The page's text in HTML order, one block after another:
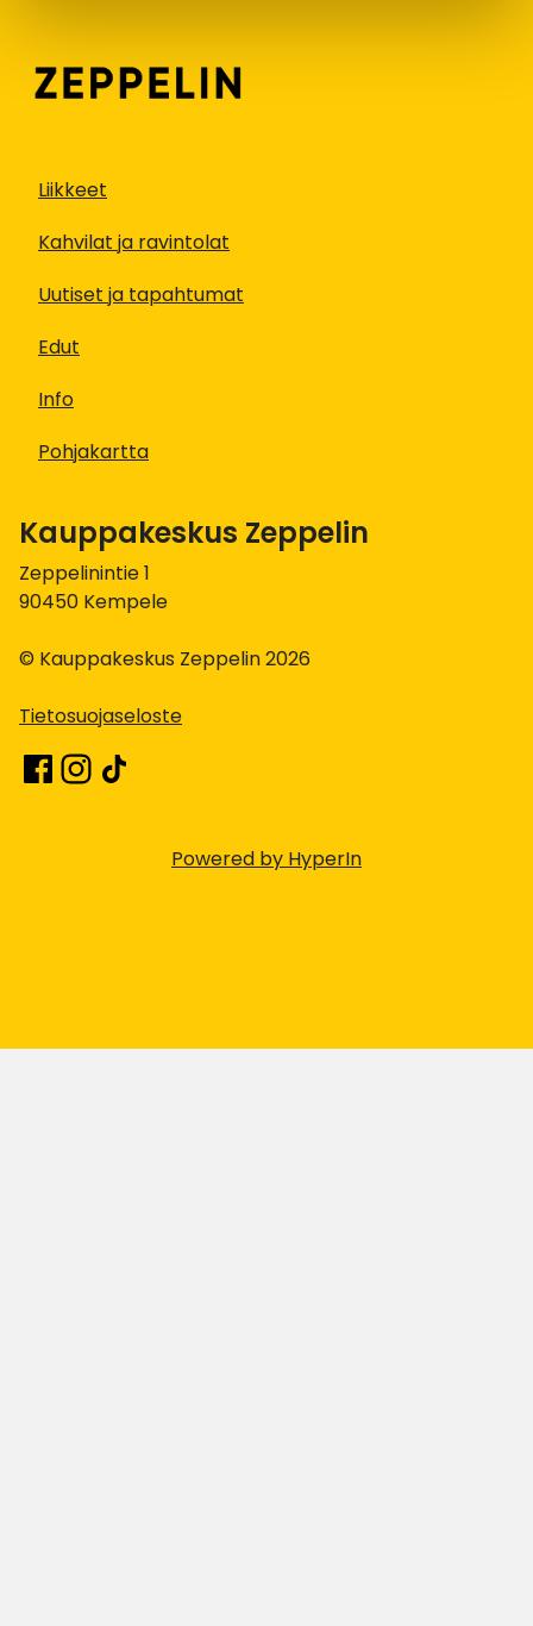
Liikkeet
Kahvilat ja ravintolat
Uutiset ja tapahtumat
Edut
Info
Pohjakartta
Kauppakeskus Zeppelin
Zeppelinintie 1
90450 Kempele
© Kauppakeskus Zeppelin 2026
Tietosuojaseloste
Powered by HyperIn